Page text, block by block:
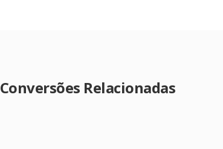
Conversões Relacionadas